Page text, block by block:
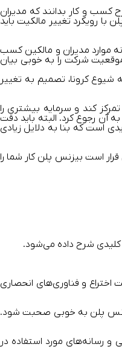
کسب ‌و کار بدانند که مدیران
با رویکرد تغییر مالکیت باید
موارد مدیران و مالکین کسب
شرکت را به ‌خوبی بیان
شیوع کرونا، تصمیم به تغییر
کند و سرمایه بیشتری را
آن رجوع کرد. البته باید دقت
است که بنا به دلایل زیادی
است بیزنس پلن کار شما را
شرح داده می‌شود.
و فناوری‌های انحصاری
پلن به خوبی صحبت شود.
رسانه‌های مورد استفاده در